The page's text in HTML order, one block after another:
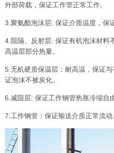
外部荷载，保证工作管正常工作。
3.聚氨酯泡沫层: 保证介质温度，保
4.阻隔、反射层: 保证有机泡沫材料
高温层部分热量。
5.无机硬质保温层：耐高温，保证
证泡沫不被炭化。
6.减阻层: 保证工作钢管热胀冷缩自
7.工作钢管：保证输送介质正常流动